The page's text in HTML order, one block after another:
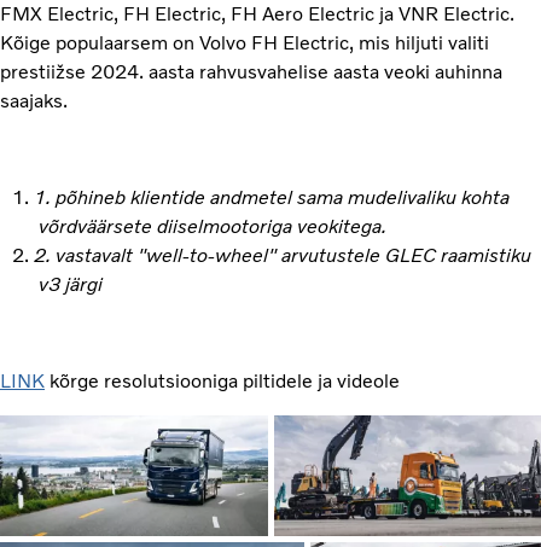
FMX Electric, FH Electric, FH Aero Electric ja VNR Electric.
Kõige populaarsem on Volvo FH Electric, mis hiljuti valiti
prestiižse 2024. aasta rahvusvahelise aasta veoki auhinna
saajaks.
1. põhineb klientide andmetel sama mudelivaliku kohta
võrdväärsete diiselmootoriga veokitega.
2. vastavalt "well-to-wheel" arvutustele GLEC raamistiku
v3 järgi
LINK kõrge resolutsiooniga piltidele ja videole